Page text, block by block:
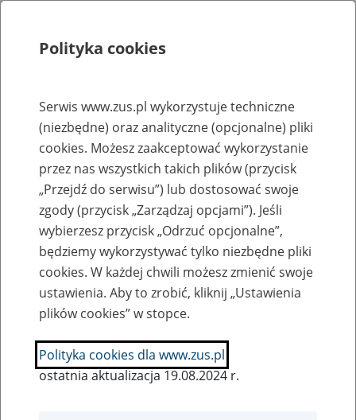
Rejestry, ewidencje i archiwa
Baza zlikwidowanych lub
przekształconych zakładów pracy
Nazwa zakładu pracy:
SZUKAJ
Polityka cookies
Serwis www.zus.pl wykorzystuje techniczne
(niezbędne) oraz analityczne (opcjonalne) pliki
cookies. Możesz zaakceptować wykorzystanie
przez nas wszystkich takich plików (przycisk
„Przejdź do serwisu”) lub dostosować swoje
zgody (przycisk „Zarządzaj opcjami”). Jeśli
wybierzesz przycisk „Odrzuć opcjonalne”,
będziemy wykorzystywać tylko niezbędne pliki
cookies. W każdej chwili możesz zmienić swoje
ustawienia. Aby to zrobić, kliknij „Ustawienia
plików cookies” w stopce.
Polityka cookies dla www.zus.pl
ostatnia aktualizacja 19.08.2024 r.